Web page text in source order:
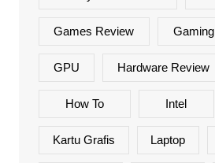
Games Review Gaming
GPU Hardware Review
How To Intel
Kartu Grafis Laptop